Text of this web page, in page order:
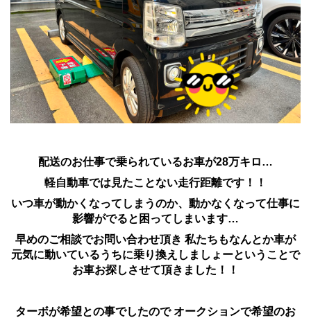
配送のお仕事で乗られているお車が28万キロ…
軽自動車では見たことない走行距離です！！
いつ車が動かくなってしまうのか、動かなくなって仕事に
影響がでると困ってしまいます…
早めのご相談でお問い合わせ頂き 私たちもなんとか車が
元気に動いているうちに乗り換えしましょーということで
お車お探しさせて頂きました！！
ターボが希望との事でしたので オークションで希望のお